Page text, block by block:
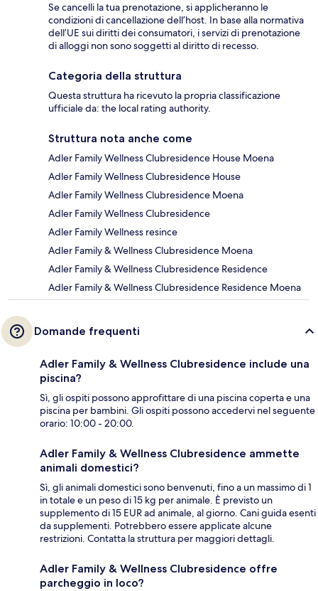
Se cancelli la tua prenotazione, si applicheranno le
condizioni di cancellazione dell’host. In base alla normativa
dell’UE sui diritti dei consumatori, i servizi di prenotazione
di alloggi non sono soggetti al diritto di recesso.
Categoria della struttura
Questa struttura ha ricevuto la propria classificazione
ufficiale da: the local rating authority.
Struttura nota anche come
Adler Family Wellness Clubresidence House Moena
Adler Family Wellness Clubresidence House
Adler Family Wellness Clubresidence Moena
Adler Family Wellness Clubresidence
Adler Family Wellness resince
Adler Family & Wellness Clubresidence Moena
Adler Family & Wellness Clubresidence Residence
Adler Family & Wellness Clubresidence Residence Moena
Domande frequenti
Adler Family & Wellness Clubresidence include una
piscina?
Sì, gli ospiti possono approfittare di una piscina coperta e una
piscina per bambini. Gli ospiti possono accedervi nel seguente
orario: 10:00 - 20:00.
Adler Family & Wellness Clubresidence ammette
animali domestici?
Sì, gli animali domestici sono benvenuti, fino a un massimo di 1
in totale e un peso di 15 kg per animale. È previsto un
supplemento di 15 EUR ad animale, al giorno. Cani guida esenti
da supplementi. Potrebbero essere applicate alcune
restrizioni. Contatta la struttura per maggiori dettagli.
Adler Family & Wellness Clubresidence offre
parcheggio in loco?